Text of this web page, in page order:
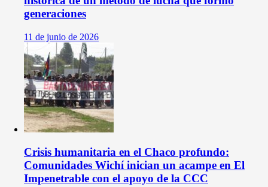
generaciones
11 de junio de 2026
Crisis humanitaria en el Chaco profundo:
Comunidades Wichí inician un acampe en El
Impenetrable con el apoyo de la CCC